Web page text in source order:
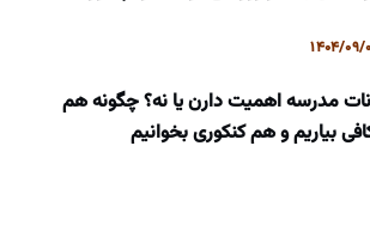
1404/09/
مدرسه اهمیت دارن یا نه؟ چگونه هم
بیاریم و هم کنکوری بخوانیم